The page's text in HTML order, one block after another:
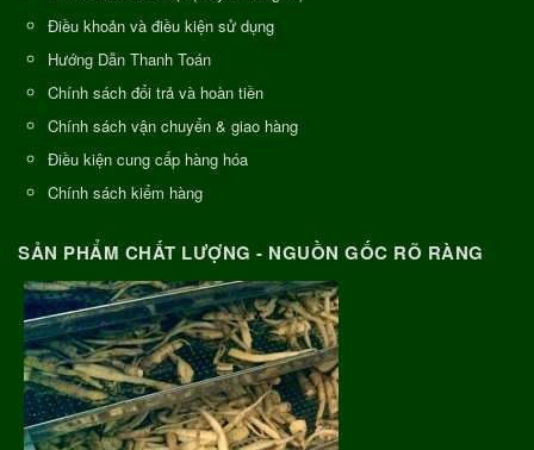
Điều khoản và điều kiện sử dụng
Hướng Dẫn Thanh Toán
Chính sách đổi trả và hoàn tiền
Chính sách vận chuyển & giao hàng
Điều kiện cung cấp hàng hóa
Chính sách kiểm hàng
SẢN PHẨM CHẤT LƯỢNG - NGUỒN GỐC RÕ RÀNG